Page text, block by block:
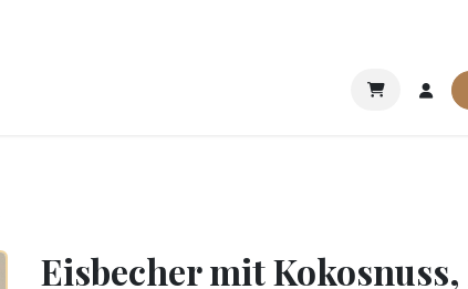
FIRMENGESCHENKE
Eisbecher mit